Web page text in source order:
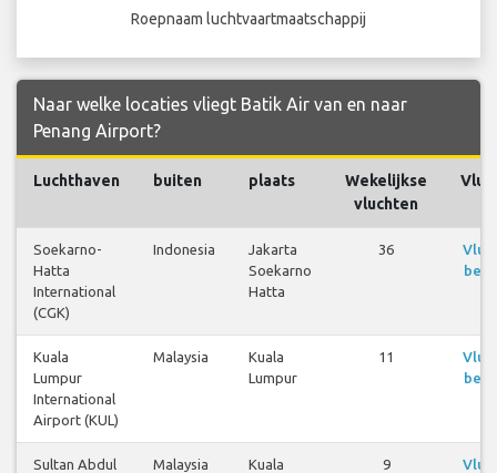
Roepnaam luchtvaartmaatschappij
Naar welke locaties vliegt Batik Air van en naar
Penang Airport?
Luchthaven buiten plaats
Wekelijkse
vluchten
Soekarno-
Hatta
International
(CGK)
Indonesia
Jakarta
Soekarno
Hatta
36
Kuala
Lumpur
International
Airport (KUL)
Malaysia
Kuala
Lumpur
11
Sultan Abdul
Malaysia
Kuala
9